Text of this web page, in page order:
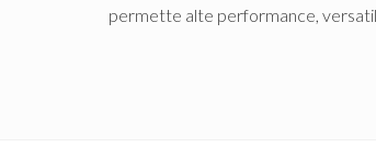
permette alte performance,